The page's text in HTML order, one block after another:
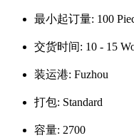
最小起订量: 100
交货时间: 10 - 15
装运港: Fuzhou
打包: Standard
容量: 2700